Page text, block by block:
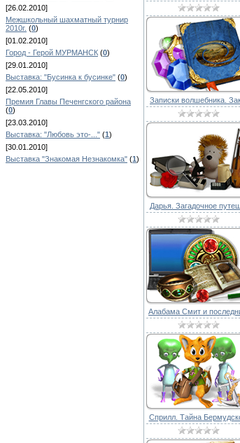
[26.02.2010]
Межшкольный шахматный турнир
2010г. (0)
[01.02.2010]
Город - Герой МУРМАНСК (0)
[29.01.2010]
Выставка: "Бусинка к бусинке" (0)
[22.05.2010]
Премия Главы Печенгского района
(0)
[23.03.2010]
Выставка: "Любовь это-..." (1)
[30.01.2010]
Выставка "Знакомая Незнакомка" (1)
Записки волшебника.
Дарья. Загадочное
Алабама Смит и
Сприлл. Тайна